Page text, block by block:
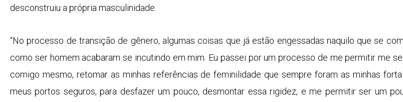
desconstruiu a própria masculinidade.
“No processo de transição de gênero, algumas coisas que já estão engessadas naquilo que se
como ser homem acabaram se incutindo em mim. Eu passei por um processo de me permitir me
comigo mesmo, retomar as minhas referências de feminilidade que sempre foram as minhas
meus portos seguros, para desfazer um pouco, desmontar essa rigidez, e me permitir ser um